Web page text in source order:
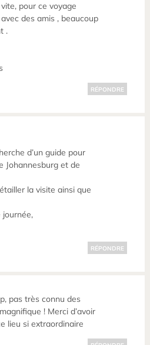
pour ce voyage
des amis , beaucoup
.
RÉPONDRE
d’un guide pour
Johannesburg et de
la visite ainsi que
journée,
RÉPONDRE
pas très connu des
! Merci d’avoir
lieu si extraordinaire